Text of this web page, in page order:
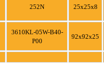
252N 25x25x8
3610KL-05W-B40-
P00
92x92x25